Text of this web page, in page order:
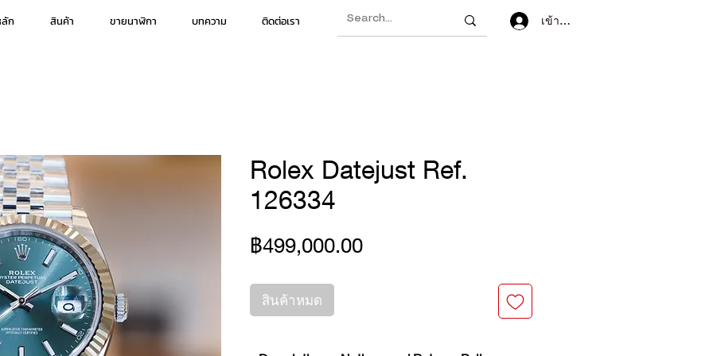
ก สินค้า ขายนาฬิกา บทความ ติดต่อเรา เข้าสู่ระบบ
Rolex Datejust Ref.
126334
฿499,000.00ราคา
สินค้าหมด